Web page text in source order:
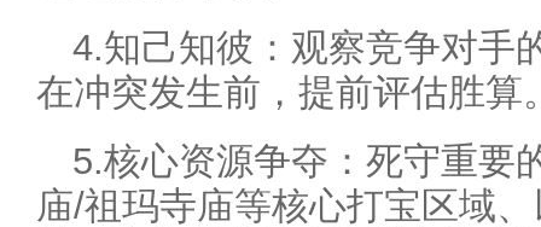
4.知己知彼：观察竞争对手
在冲突发生前，提前评估胜算
5.核心资源争夺：死守重要
庙/祖玛寺庙等核心打宝区域